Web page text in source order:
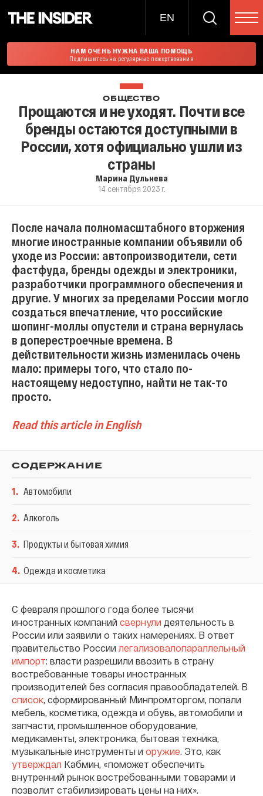
EN
НАМ ОЧЕНЬ НУЖНА ВАША ПОМОЩЬ
Подпишитесь на регулярные пожертвования
ОБЩЕСТВО
Прощаются и не уходят. Почти все
бренды остаются доступными в
России, хотя официально ушли из
страны
Марина Дульнева
14 сентября 2023 г.
После начала полномасштабного вторжения
многие иностранные компании объявили об
уходе из России: автопроизводители, сети
фастфуда, бренды одежды и электроники,
разработчики программного обеспечения и
другие. У многих за пределами России могло
создаться впечатление, что российские
шопинг-моллы опустели и страна вернулась
в доперестроечные времена. В
действительности жизнь изменилась очень
мало: примеры того, что стало по-
настоящему недоступно, найти не так-то
просто.
Read this article in English
СОДЕРЖАНИЕ
1. Автомобили
2. Алкоголь
3. Продукты и бытовая химия
4. Одежда и косметика
С февраля прошлого года более тысячи
иностранных компаний свернули деятельность в
России или заявили о таких намерениях. В ответ
правительство России легализовалопараллельный
импорт: власти разрешили ввозить в страну
востребованные товары иностранных
производителей без согласия правообладателей. В
список, сформированный Минпромторгом, попали
мебель, косметика, одежда и обувь, автомобили и
запчасти, промышленное оборудование,
медикаменты, электроника, бытовая техника,
музыкальные инструменты и оружие. Это, как
утверждал Кабмин, «поможет обеспечить
внутренний рынок востребованными товарами и
позволит стабилизировать цены на них».